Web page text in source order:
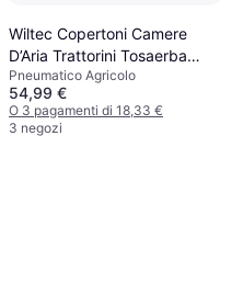
Wiltec Copertoni Camere
D’Aria Trattorini Tosaerba
16x6.50-8 4PR
Pneumatico Agricolo
54,99 €
O 3 pagamenti di 18,33 €
3 negozi